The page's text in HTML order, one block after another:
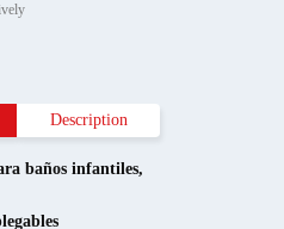
Description
baños infantiles,